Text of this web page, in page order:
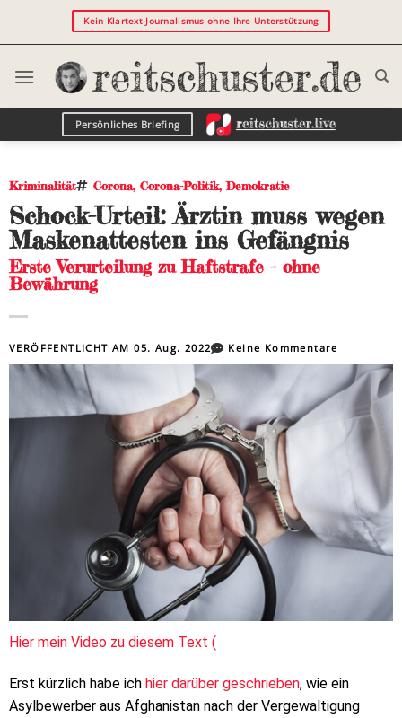
Kein Klartext-Journalismus ohne Ihre Unterstützung
Persönliches Briefing
Kriminalität Corona, Corona-Politik,Demokratie
Schock-Urteil: Ärztin muss wegen
Maskenattesten ins Gefängnis
Erste Verurteilung zu Haftstrafe – ohne
Bewährung
VERÖFFENTLICHT AM05. Aug. 2022 Keine Kommentare
Hier mein Video zu diesem Text (
Erst kürzlich habe ich hier darüber geschrieben, wie ein
Asylbewerber aus Afghanistan nach der Vergewaltigung